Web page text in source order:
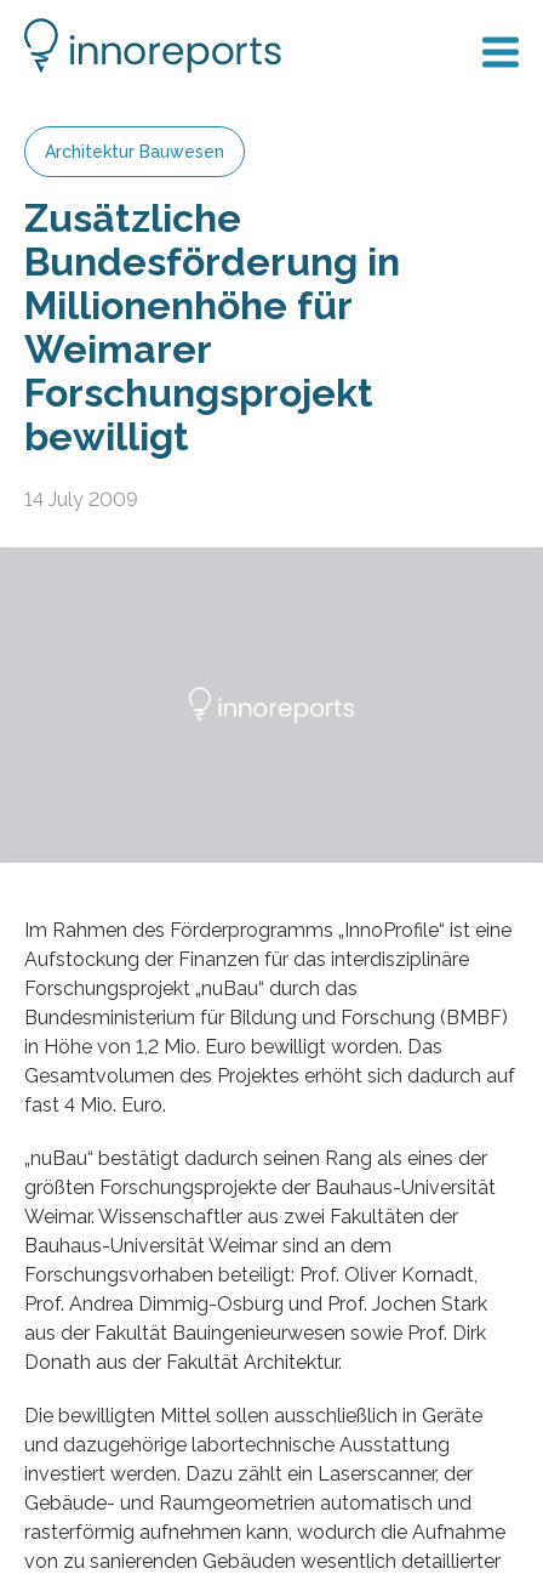
Architektur Bauwesen
Zusätzliche
Bundesförderung in
Millionenhöhe für
Weimarer
Forschungsprojekt
bewilligt
14 July 2009
Im Rahmen des Förderprogramms „InnoProfile“ ist eine
Aufstockung der Finanzen für das interdisziplinäre
Forschungsprojekt „nuBau“ durch das
Bundesministerium für Bildung und Forschung (BMBF)
in Höhe von 1,2 Mio. Euro bewilligt worden. Das
Gesamtvolumen des Projektes erhöht sich dadurch auf
fast 4 Mio. Euro.
„nuBau“ bestätigt dadurch seinen Rang als eines der
größten Forschungsprojekte der Bauhaus-Universität
Weimar. Wissenschaftler aus zwei Fakultäten der
Bauhaus-Universität Weimar sind an dem
Forschungsvorhaben beteiligt: Prof. Oliver Kornadt,
Prof. Andrea Dimmig-Osburg und Prof. Jochen Stark
aus der Fakultät Bauingenieurwesen sowie Prof. Dirk
Donath aus der Fakultät Architektur.
Die bewilligten Mittel sollen ausschließlich in Geräte
und dazugehörige labortechnische Ausstattung
investiert werden. Dazu zählt ein Laserscanner, der
Gebäude- und Raumgeometrien automatisch und
rasterförmig aufnehmen kann, wodurch die Aufnahme
von zu sanierenden Gebäuden wesentlich detaillierter